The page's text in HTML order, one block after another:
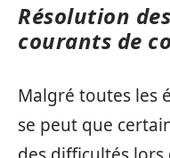
Résolution
courants de
Malgré toutes les
se peut que